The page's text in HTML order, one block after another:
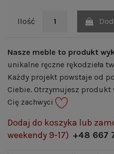
Ilość
Nasze meble to produkt
unikalne ręczne rękodzieła
Każdy projekt powstaje od
Ciebie. Otrzymujesz
Cię zachwyci
Dodaj do koszyka lub
weekendy 9-17) +48 667